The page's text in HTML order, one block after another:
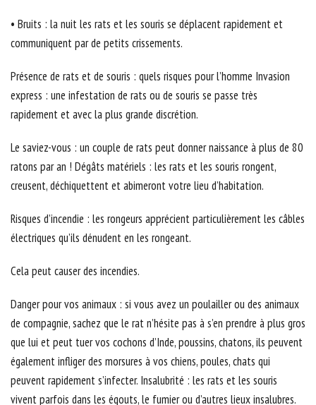
• Bruits : la nuit les rats et les souris se déplacent rapidement et
communiquent par de petits crissements.
Présence de rats et de souris : quels risques pour l’homme Invasion
express : une infestation de rats ou de souris se passe très
rapidement et avec la plus grande discrétion.
Le saviez-vous : un couple de rats peut donner naissance à plus de 80
ratons par an ! Dégâts matériels : les rats et les souris rongent,
creusent, déchiquettent et abimeront votre lieu d’habitation.
Risques d’incendie : les rongeurs apprécient particulièrement les câbles
électriques qu’ils dénudent en les rongeant.
Cela peut causer des incendies.
Danger pour vos animaux : si vous avez un poulailler ou des animaux
de compagnie, sachez que le rat n’hésite pas à s’en prendre à plus gros
que lui et peut tuer vos cochons d’Inde, poussins, chatons, ils peuvent
également infliger des morsures à vos chiens, poules, chats qui
peuvent rapidement s’infecter. Insalubrité : les rats et les souris
vivent parfois dans les égouts, le fumier ou d’autres lieux insalubres.